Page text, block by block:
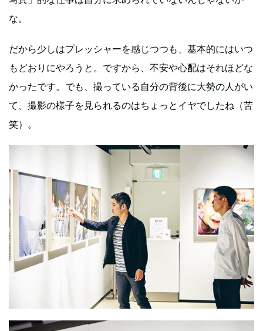
な。
だから少しはプレッシャーを感じつつも、基本的にはいつ
もどおりにやろうと。ですから、不安や心配はそれほどな
かったです。でも、撮っている自分の背後に大勢の人がい
て、撮影の様子を見られるのはちょっとイヤでしたね（苦
笑）。